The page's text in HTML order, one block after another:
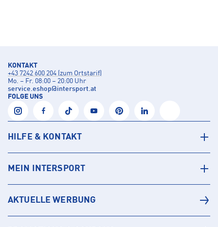
KONTAKT
+43 7242 600 204 (zum Ortstarif)
Mo. – Fr. 08:00 – 20:00 Uhr
service.eshop@intersport.at
FOLGE UNS
HILFE & KONTAKT
MEIN INTERSPORT
AKTUELLE WERBUNG